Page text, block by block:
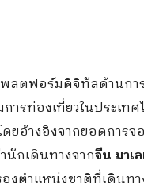
ลตฟอร์มดิจิทัลด้านกา
ารท่องเที่ยวในประเทศ
ยอ้างอิงจากยอดการ
กเดินทางจากจีน มาเ
งตำแหน่งชาติที่เดินทา